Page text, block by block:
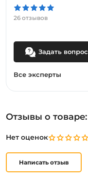
26 отзывов
Задать вопрос
Все эксперты
Отзывы о товаре:
Нет оценок
Написать отзыв